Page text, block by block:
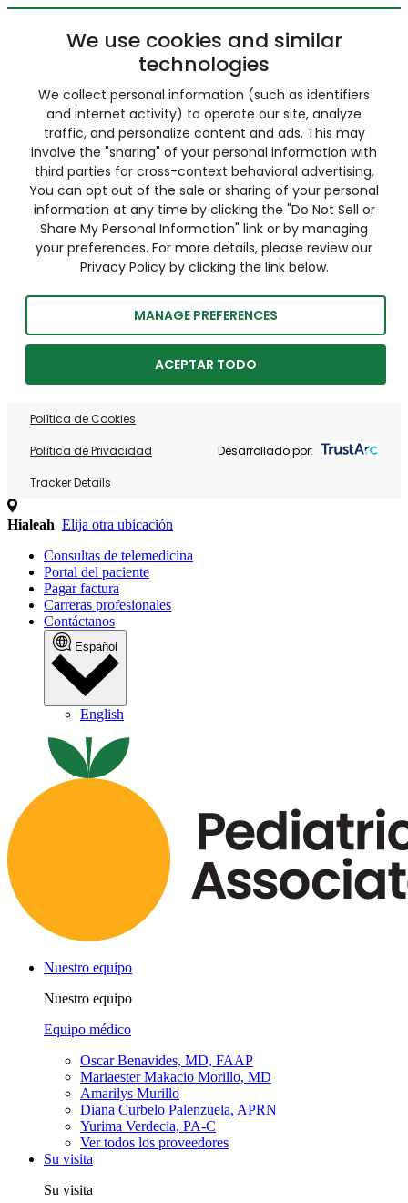
We use cookies and similar
technologies
We collect personal information (such as identifiers
and internet activity) to operate our site, analyze
traffic, and personalize content and ads. This may
involve the "sharing" of your personal information with
third parties for cross-context behavioral advertising.
You can opt out of the sale or sharing of your personal
information at any time by clicking the "Do Not Sell or
Share My Personal Information" link or by managing
your preferences. For more details, please review our
Privacy Policy by clicking the link below.
MANAGE PREFERENCES
ACEPTAR TODO
Política de Cookies
Política de Privacidad
Tracker Details
Desarrollado por:
Hialeah Elija otra ubicación
Consultas de telemedicina
Portal del paciente
Pagar factura
Carreras profesionales
Contáctanos
Español
English
Nuestro equipo
Nuestro equipo
Equipo médico
Oscar Benavides, MD, FAAP
Mariaester Makacio Morillo, MD
Amarilys Murillo
Diana Curbelo Palenzuela, APRN
Yurima Verdecia, PA-C
Ver todos los proveedores
Su visita
Su visita